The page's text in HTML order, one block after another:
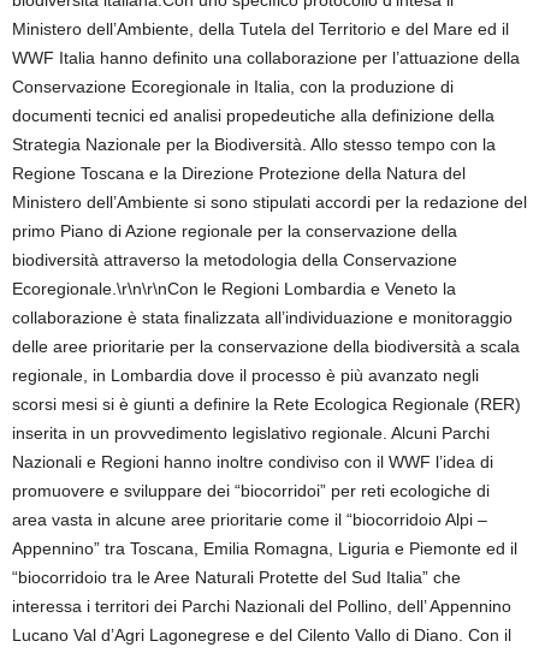
Ministero dell’Ambiente, della Tutela del Territorio e del Mare ed il
WWF Italia hanno definito una collaborazione per l’attuazione della
Conservazione Ecoregionale in Italia, con la produzione di
documenti tecnici ed analisi propedeutiche alla definizione della
Strategia Nazionale per la Biodiversità. Allo stesso tempo con la
Regione Toscana e la Direzione Protezione della Natura del
Ministero dell’Ambiente si sono stipulati accordi per la redazione del
primo Piano di Azione regionale per la conservazione della
biodiversità attraverso la metodologia della Conservazione
Ecoregionale.\r\n\r\nCon le Regioni Lombardia e Veneto la
collaborazione è stata finalizzata all’individuazione e monitoraggio
delle aree prioritarie per la conservazione della biodiversità a scala
regionale, in Lombardia dove il processo è più avanzato negli
scorsi mesi si è giunti a definire la Rete Ecologica Regionale (RER)
inserita in un provvedimento legislativo regionale. Alcuni Parchi
Nazionali e Regioni hanno inoltre condiviso con il WWF l’idea di
promuovere e sviluppare dei “biocorridoi” per reti ecologiche di
area vasta in alcune aree prioritarie come il “biocorridoio Alpi –
Appennino” tra Toscana, Emilia Romagna, Liguria e Piemonte ed il
“biocorridoio tra le Aree Naturali Protette del Sud Italia” che
interessa i territori dei Parchi Nazionali del Pollino, dell’ Appennino
Lucano Val d’Agri Lagonegrese e del Cilento Vallo di Diano. Con il